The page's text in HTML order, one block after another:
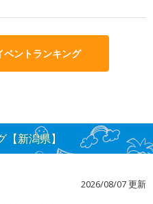
ベントランキング
新潟県】
2026/08/07 更新